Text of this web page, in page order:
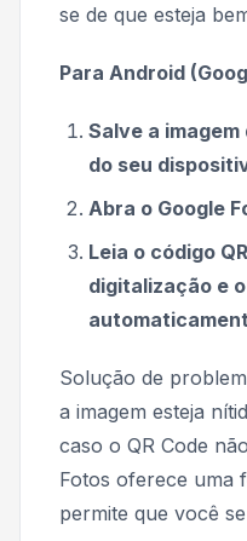
se de que esteja
Para Android
Salve a imagem
do seu
Abra o Google
Leia o código
digitalização e
Solução de
a imagem esteja
caso o QR Code
Fotos oferece uma
permite que você